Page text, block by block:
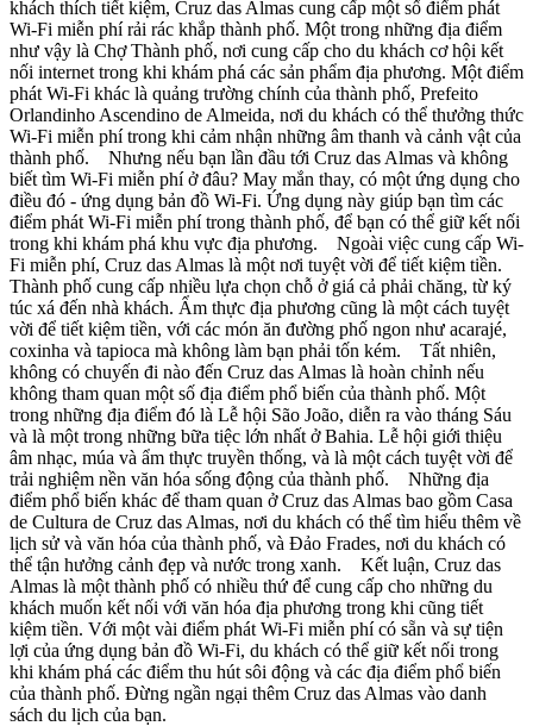
khách thích tiết kiệm, Cruz das Almas cung cấp một số điểm phát
Wi-Fi miễn phí rải rác khắp thành phố. Một trong những địa điểm
như vậy là Chợ Thành phố, nơi cung cấp cho du khách cơ hội kết
nối internet trong khi khám phá các sản phẩm địa phương. Một điểm
phát Wi-Fi khác là quảng trường chính của thành phố, Prefeito
Orlandinho Ascendino de Almeida, nơi du khách có thể thưởng thức
Wi-Fi miễn phí trong khi cảm nhận những âm thanh và cảnh vật của
thành phố. Nhưng nếu bạn lần đầu tới Cruz das Almas và không
biết tìm Wi-Fi miễn phí ở đâu? May mắn thay, có một ứng dụng cho
điều đó - ứng dụng bản đồ Wi-Fi. Ứng dụng này giúp bạn tìm các
điểm phát Wi-Fi miễn phí trong thành phố, để bạn có thể giữ kết nối
trong khi khám phá khu vực địa phương. Ngoài việc cung cấp Wi-
Fi miễn phí, Cruz das Almas là một nơi tuyệt vời để tiết kiệm tiền.
Thành phố cung cấp nhiều lựa chọn chỗ ở giá cả phải chăng, từ ký
túc xá đến nhà khách. Ẩm thực địa phương cũng là một cách tuyệt
vời để tiết kiệm tiền, với các món ăn đường phố ngon như acarajé,
coxinha và tapioca mà không làm bạn phải tốn kém. Tất nhiên,
không có chuyến đi nào đến Cruz das Almas là hoàn chỉnh nếu
không tham quan một số địa điểm phổ biến của thành phố. Một
trong những địa điểm đó là Lễ hội São João, diễn ra vào tháng Sáu
và là một trong những bữa tiệc lớn nhất ở Bahia. Lễ hội giới thiệu
âm nhạc, múa và ẩm thực truyền thống, và là một cách tuyệt vời để
trải nghiệm nền văn hóa sống động của thành phố. Những địa
điểm phổ biến khác để tham quan ở Cruz das Almas bao gồm Casa
de Cultura de Cruz das Almas, nơi du khách có thể tìm hiểu thêm về
lịch sử và văn hóa của thành phố, và Đảo Frades, nơi du khách có
thể tận hưởng cảnh đẹp và nước trong xanh. Kết luận, Cruz das
Almas là một thành phố có nhiều thứ để cung cấp cho những du
khách muốn kết nối với văn hóa địa phương trong khi cũng tiết
kiệm tiền. Với một vài điểm phát Wi-Fi miễn phí có sẵn và sự tiện
lợi của ứng dụng bản đồ Wi-Fi, du khách có thể giữ kết nối trong
khi khám phá các điểm thu hút sôi động và các địa điểm phổ biến
của thành phố. Đừng ngần ngại thêm Cruz das Almas vào danh
sách du lịch của bạn.